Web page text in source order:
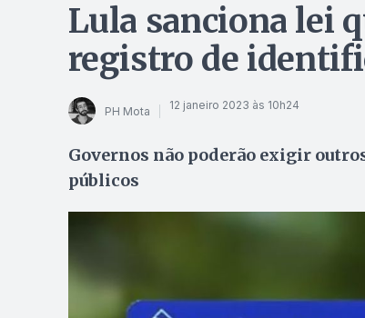
Lula sanciona lei
registro de
PH Mota 12 janeiro 2023 às 10h24
Governos não poderão exigir
públicos